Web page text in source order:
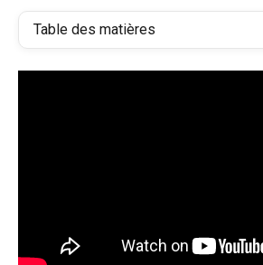
Table des matières